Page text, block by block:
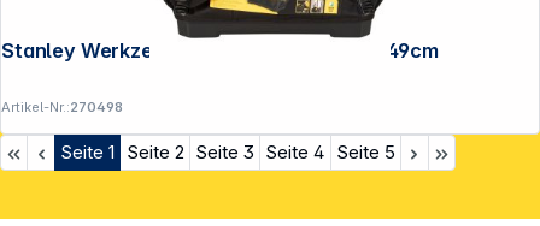
Stanley Werkzeugtasche FatMax Nylon 49cm
Artikel-Nr.:270498
Seite 1 Seite 2 Seite 3 Seite 4 Seite 5